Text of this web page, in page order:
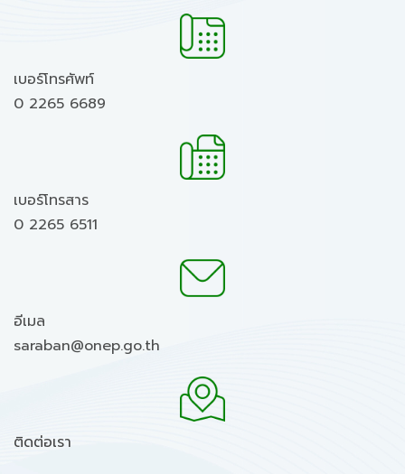
เบอร์โทรศัพท์
0 2265 6689
เบอร์โทรสาร
0 2265 6511
อีเมล
saraban@onep.go.th
ติดต่อเรา